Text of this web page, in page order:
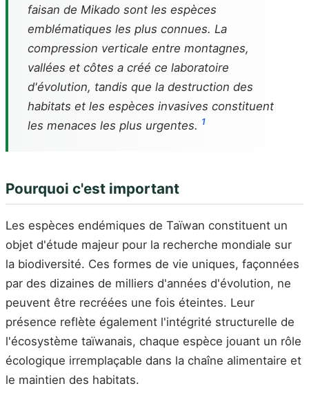
faisan de Mikado sont les espèces
emblématiques les plus connues. La
compression verticale entre montagnes,
vallées et côtes a créé ce laboratoire
d'évolution, tandis que la destruction des
habitats et les espèces invasives constituent
les menaces les plus urgentes. 1
Pourquoi c'est important
Les espèces endémiques de Taïwan constituent un
objet d'étude majeur pour la recherche mondiale sur
la biodiversité. Ces formes de vie uniques, façonnées
par des dizaines de milliers d'années d'évolution, ne
peuvent être recréées une fois éteintes. Leur
présence reflète également l'intégrité structurelle de
l'écosystème taïwanais, chaque espèce jouant un rôle
écologique irremplaçable dans la chaîne alimentaire et
le maintien des habitats.